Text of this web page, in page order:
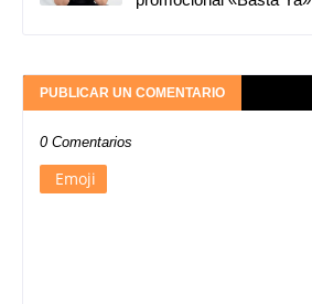
PUBLICAR UN COMENTARIO
0 Comentarios
Emoji